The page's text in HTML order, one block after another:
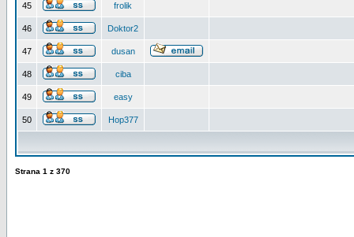
45 frolik
46 Doktor2
47 dusan
48 ciba
49 easy
50 Hop377
Strana 1 z 370